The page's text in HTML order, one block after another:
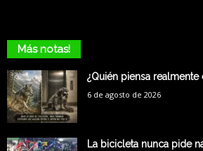
Más notas!
¿Quién piensa
6 de agosto de 2026
La bicicleta nunca pide